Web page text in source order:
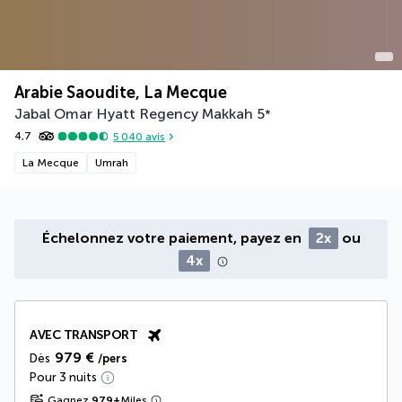
Arabie Saoudite, La Mecque
Jabal Omar Hyatt Regency Makkah 5*
4,7 5 040 avis
La Mecque Umrah
Échelonnez votre paiement, payez en 2x
ou
4x
AVEC TRANSPORT
Dès 979 € /pers
Pour 3 nuits